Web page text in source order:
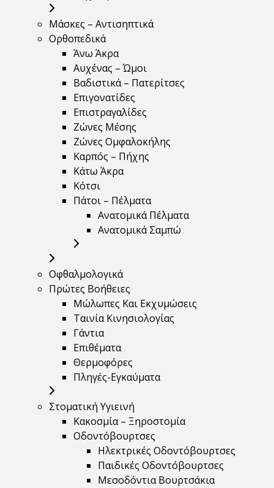
Μάσκες – Αντισηπτικά
Ορθοπεδικά
Άνω Άκρα
Αυχένας – Ώμοι
Βαδιστικά – Πατερίτσες
Επιγονατίδες
Επιστραγαλίδες
Ζώνες Μέσης
Ζώνες Ομφαλοκήλης
Καρπός – Πήχης
Κάτω Άκρα
Κότσι
Πάτοι – Πέλματα
Ανατομικά Πέλματα
Ανατομικά Σαμπώ
Οφθαλμολογικά
Πρώτες Βοήθειες
Μώλωπες Και Εκχυμώσεις
Ταινία Κινησιολογίας
Γάντια
Επιθέματα
Θερμοφόρες
Πληγές-Εγκαύματα
Στοματική Υγιεινή
Κακοσμία – Ξηροστομία
Οδοντόβουρτσες
Ηλεκτρικές Οδοντόβουρτσες
Παιδικές Οδοντόβουρτσες
Μεσοδόντια Βουρτσάκια